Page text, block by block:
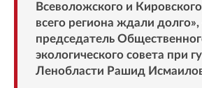
Всеволожского и
всего региона ждали долго»,
председатель
экологического совета при
Ленобласти Рашид